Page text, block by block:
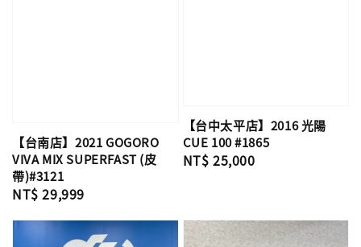
【台南店】2021 GOGORO
VIVA MIX SUPERFAST (皮
帶)#3121
Regular
NT$ 29,999
【台中太平店】2016 光陽
CUE 100 #1865
Regular
NT$ 25,000